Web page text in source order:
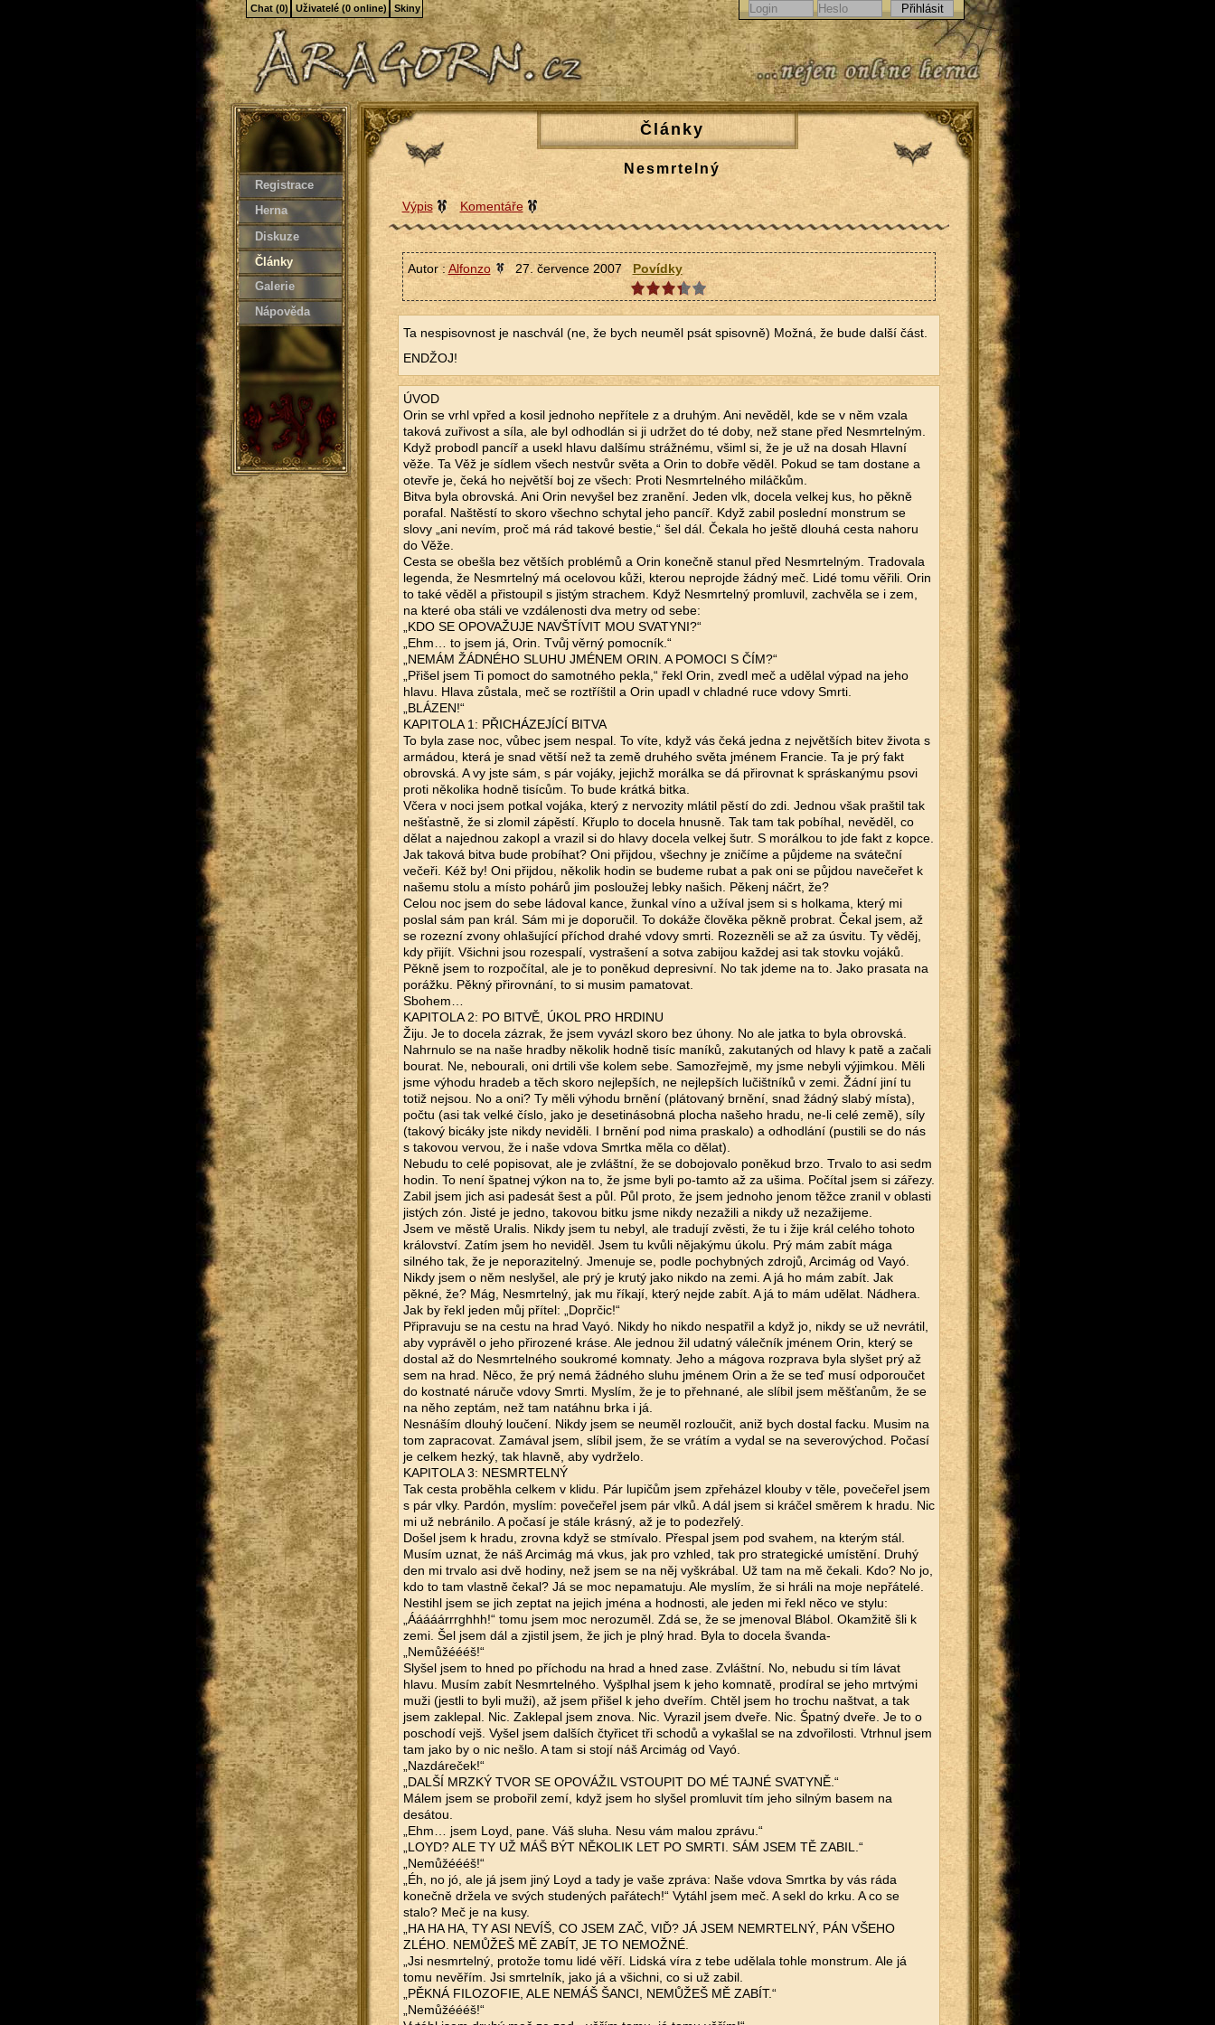
Registrace
Herna
Diskuze
Články
Galerie
Nápověda
Články
Nesmrtelný
Výpis Komentáře
Autor :Alfonzo 27. července 2007 Povídky
Ta nespisovnost je naschvál (ne, že bych neuměl psát spisovně) Možná, že bude další část.
ENDŽOJ!
ÚVOD
Orin se vrhl vpřed a kosil jednoho nepřítele z a druhým. Ani nevěděl, kde se v něm vzala
taková zuřivost a síla, ale byl odhodlán si ji udržet do té doby, než stane před Nesmrtelným.
Když probodl pancíř a usekl hlavu dalšímu strážnému, všiml si, že je už na dosah Hlavní
věže. Ta Věž je sídlem všech nestvůr světa a Orin to dobře věděl. Pokud se tam dostane a
otevře je, čeká ho největší boj ze všech: Proti Nesmrtelného miláčkům.
Bitva byla obrovská. Ani Orin nevyšel bez zranění. Jeden vlk, docela velkej kus, ho pěkně
porafal. Naštěstí to skoro všechno schytal jeho pancíř. Když zabil poslední monstrum se
slovy „ani nevím, proč má rád takové bestie,“ šel dál. Čekala ho ještě dlouhá cesta nahoru
do Věže.
Cesta se obešla bez větších problémů a Orin konečně stanul před Nesmrtelným. Tradovala
legenda, že Nesmrtelný má ocelovou kůži, kterou neprojde žádný meč. Lidé tomu věřili. Orin
to také věděl a přistoupil s jistým strachem. Když Nesmrtelný promluvil, zachvěla se i zem,
na které oba stáli ve vzdálenosti dva metry od sebe:
„KDO SE OPOVAŽUJE NAVŠTÍVIT MOU SVATYNI?“
„Ehm… to jsem já, Orin. Tvůj věrný pomocník.“
„NEMÁM ŽÁDNÉHO SLUHU JMÉNEM ORIN. A POMOCI S ČÍM?“
„Přišel jsem Ti pomoct do samotného pekla,“ řekl Orin, zvedl meč a udělal výpad na jeho
hlavu. Hlava zůstala, meč se roztříštil a Orin upadl v chladné ruce vdovy Smrti.
„BLÁZEN!“
KAPITOLA 1: PŘICHÁZEJÍCÍ BITVA
To byla zase noc, vůbec jsem nespal. To víte, když vás čeká jedna z největších bitev života s
armádou, která je snad větší než ta země druhého světa jménem Francie. Ta je prý fakt
obrovská. A vy jste sám, s pár vojáky, jejichž morálka se dá přirovnat k spráskanýmu psovi
proti několika hodně tisícům. To bude krátká bitka.
Včera v noci jsem potkal vojáka, který z nervozity mlátil pěstí do zdi. Jednou však praštil tak
nešťastně, že si zlomil zápěstí. Křuplo to docela hnusně. Tak tam tak pobíhal, nevěděl, co
dělat a najednou zakopl a vrazil si do hlavy docela velkej šutr. S morálkou to jde fakt z kopce.
Jak taková bitva bude probíhat? Oni přijdou, všechny je zničíme a půjdeme na sváteční
večeři. Kéž by! Oni přijdou, několik hodin se budeme rubat a pak oni se půjdou navečeřet k
našemu stolu a místo pohárů jim posloužej lebky našich. Pěkenj náčrt, že?
Celou noc jsem do sebe ládoval kance, žunkal víno a užíval jsem si s holkama, který mi
poslal sám pan král. Sám mi je doporučil. To dokáže člověka pěkně probrat. Čekal jsem, až
se rozezní zvony ohlašující příchod drahé vdovy smrti. Rozezněli se až za úsvitu. Ty věděj,
kdy přijít. Všichni jsou rozespalí, vystrašení a sotva zabijou každej asi tak stovku vojáků.
Pěkně jsem to rozpočítal, ale je to poněkud depresivní. No tak jdeme na to. Jako prasata na
porážku. Pěkný přirovnání, to si musim pamatovat.
Sbohem…
KAPITOLA 2: PO BITVĚ, ÚKOL PRO HRDINU
Žiju. Je to docela zázrak, že jsem vyvázl skoro bez úhony. No ale jatka to byla obrovská.
Nahrnulo se na naše hradby několik hodně tisíc maníků, zakutaných od hlavy k patě a začali
bourat. Ne, nebourali, oni drtili vše kolem sebe. Samozřejmě, my jsme nebyli výjimkou. Měli
jsme výhodu hradeb a těch skoro nejlepších, ne nejlepších lučištníků v zemi. Žádní jiní tu
totiž nejsou. No a oni? Ty měli výhodu brnění (plátovaný brnění, snad žádný slabý místa),
počtu (asi tak velké číslo, jako je desetinásobná plocha našeho hradu, ne-li celé země), síly
(takový bicáky jste nikdy neviděli. I brnění pod nima praskalo) a odhodlání (pustili se do nás
s takovou vervou, že i naše vdova Smrtka měla co dělat).
Nebudu to celé popisovat, ale je zvláštní, že se dobojovalo poněkud brzo. Trvalo to asi sedm
hodin. To není špatnej výkon na to, že jsme byli po-tamto až za ušima. Počítal jsem si zářezy.
Zabil jsem jich asi padesát šest a půl. Půl proto, že jsem jednoho jenom těžce zranil v oblasti
jistých zón. Jisté je jedno, takovou bitku jsme nikdy nezažili a nikdy už nezažijeme.
Jsem ve městě Uralis. Nikdy jsem tu nebyl, ale tradují zvěsti, že tu i žije král celého tohoto
království. Zatím jsem ho neviděl. Jsem tu kvůli nějakýmu úkolu. Prý mám zabít mága
silného tak, že je neporazitelný. Jmenuje se, podle pochybných zdrojů, Arcimág od Vayó.
Nikdy jsem o něm neslyšel, ale prý je krutý jako nikdo na zemi. A já ho mám zabít. Jak
pěkné, že? Mág, Nesmrtelný, jak mu říkají, který nejde zabít. A já to mám udělat. Nádhera.
Jak by řekl jeden můj přítel: „Doprčic!“
Připravuju se na cestu na hrad Vayó. Nikdy ho nikdo nespatřil a když jo, nikdy se už nevrátil,
aby vyprávěl o jeho přirozené kráse. Ale jednou žil udatný válečník jménem Orin, který se
dostal až do Nesmrtelného soukromé komnaty. Jeho a mágova rozprava byla slyšet prý až
sem na hrad. Něco, že prý nemá žádného sluhu jménem Orin a že se teď musí odporoučet
do kostnaté náruče vdovy Smrti. Myslím, že je to přehnané, ale slíbil jsem měšťanům, že se
na něho zeptám, než tam natáhnu brka i já.
Nesnáším dlouhý loučení. Nikdy jsem se neuměl rozloučit, aniž bych dostal facku. Musim na
tom zapracovat. Zamával jsem, slíbil jsem, že se vrátím a vydal se na severovýchod. Počasí
je celkem hezký, tak hlavně, aby vydrželo.
KAPITOLA 3: NESMRTELNÝ
Tak cesta proběhla celkem v klidu. Pár lupičům jsem zpřeházel klouby v těle, povečeřel jsem
s pár vlky. Pardón, myslím: povečeřel jsem pár vlků. A dál jsem si kráčel směrem k hradu. Nic
mi už nebránilo. A počasí je stále krásný, až je to podezřelý.
Došel jsem k hradu, zrovna když se stmívalo. Přespal jsem pod svahem, na kterým stál.
Musím uznat, že náš Arcimág má vkus, jak pro vzhled, tak pro strategické umístění. Druhý
den mi trvalo asi dvě hodiny, než jsem se na něj vyškrábal. Už tam na mě čekali. Kdo? No jo,
kdo to tam vlastně čekal? Já se moc nepamatuju. Ale myslím, že si hráli na moje nepřátelé.
Nestihl jsem se jich zeptat na jejich jména a hodnosti, ale jeden mi řekl něco ve stylu:
„Ááááárrrghhh!“ tomu jsem moc nerozuměl. Zdá se, že se jmenoval Blábol. Okamžitě šli k
zemi. Šel jsem dál a zjistil jsem, že jich je plný hrad. Byla to docela švanda-
„Nemůžéééš!“
Slyšel jsem to hned po příchodu na hrad a hned zase. Zvláštní. No, nebudu si tím lávat
hlavu. Musím zabít Nesmrtelného. Vyšplhal jsem k jeho komnatě, prodíral se jeho mrtvými
muži (jestli to byli muži), až jsem přišel k jeho dveřím. Chtěl jsem ho trochu naštvat, a tak
jsem zaklepal. Nic. Zaklepal jsem znova. Nic. Vyrazil jsem dveře. Nic. Špatný dveře. Je to o
poschodí vejš. Vyšel jsem dalších čtyřicet tři schodů a vykašlal se na zdvořilosti. Vtrhnul jsem
tam jako by o nic nešlo. A tam si stojí náš Arcimág od Vayó.
„Nazdáreček!“
„DALŠÍ MRZKÝ TVOR SE OPOVÁŽIL VSTOUPIT DO MÉ TAJNÉ SVATYNĚ.“
Málem jsem se probořil zemí, když jsem ho slyšel promluvit tím jeho silným basem na
desátou.
„Ehm… jsem Loyd, pane. Váš sluha. Nesu vám malou zprávu.“
„LOYD? ALE TY UŽ MÁŠ BÝT NĚKOLIK LET PO SMRTI. SÁM JSEM TĚ ZABIL.“
„Nemůžéééš!“
„Éh, no jó, ale já jsem jiný Loyd a tady je vaše zpráva: Naše vdova Smrtka by vás ráda
konečně držela ve svých studených pařátech!“ Vytáhl jsem meč. A sekl do krku. A co se
stalo? Meč je na kusy.
„HA HA HA, TY ASI NEVÍŠ, CO JSEM ZAČ, VIĎ? JÁ JSEM NEMRTELNÝ, PÁN VŠEHO
ZLÉHO. NEMŮŽEŠ MĚ ZABÍT, JE TO NEMOŽNÉ.
„Jsi nesmrtelný, protože tomu lidé věří. Lidská víra z tebe udělala tohle monstrum. Ale já
tomu nevěřím. Jsi smrtelník, jako já a všichni, co si už zabil.
„PĚKNÁ FILOZOFIE, ALE NEMÁŠ ŠANCI, NEMŮŽEŠ MĚ ZABÍT.“
„Nemůžéééš!“
Chat (0) Uživatelé (0 online) Skiny